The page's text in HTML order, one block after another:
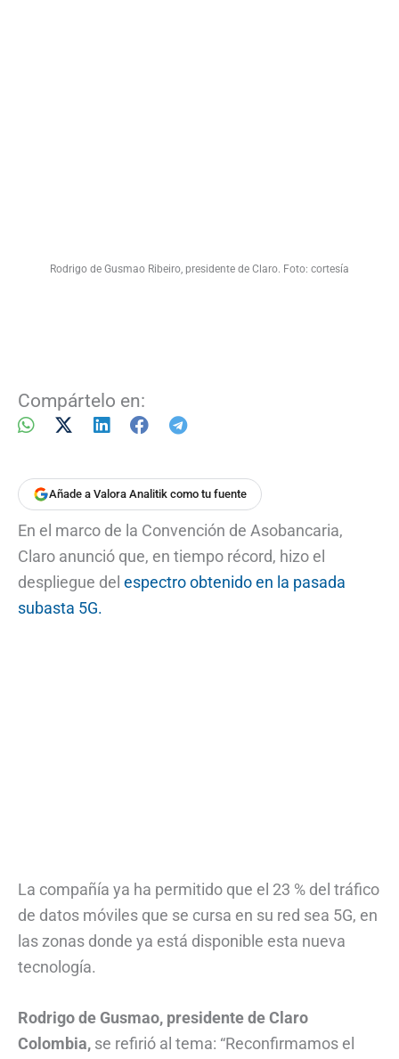
Rodrigo de Gusmao Ribeiro, presidente de Claro. Foto: cortesía
Compártelo en:
Añade a Valora Analitik como tu fuente
En el marco de la Convención de Asobancaria,
Claro anunció que, en tiempo récord, hizo el
despliegue del espectro obtenido en la pasada
subasta 5G.
La compañía ya ha permitido que el 23 % del tráfico
de datos móviles que se cursa en su red sea 5G, en
las zonas donde ya está disponible esta nueva
tecnología.
Rodrigo de Gusmao, presidente de Claro
Colombia, se refirió al tema: “Reconfirmamos el